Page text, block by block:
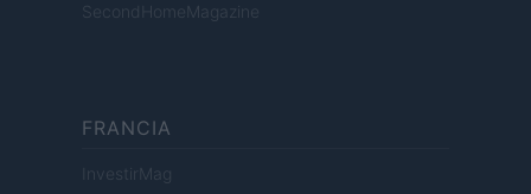
SecondHomeMagazine
FRANCIA
InvestirMag